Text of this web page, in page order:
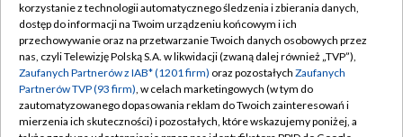
TVP
Abonament TVP
Emisja w TVP
Centrum informacji TVP
Naziemna Telewizja Cyfrowa
Regulamin TVP
Polityka prywatności
Moje zgody
Pomoc
korzystanie z technologii automatycznego śledzenia i zbierania danych,
dostęp do informacji na Twoim urządzeniu końcowym i ich
przechowywanie oraz na przetwarzanie Twoich danych osobowych przez
nas, czyli Telewizję Polską S.A. w likwidacji (zwaną dalej również „TVP”),
Zaufanych Partnerów z IAB* (1201 firm) oraz pozostałych Zaufanych
Partnerów TVP (93 firm), w celach marketingowych (w tym do
zautomatyzowanego dopasowania reklam do Twoich zainteresowań i
mierzenia ich skuteczności) i pozostałych, które wskazujemy poniżej, a